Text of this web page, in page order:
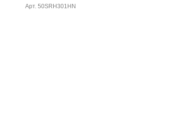
Арт. 50SRH301HN